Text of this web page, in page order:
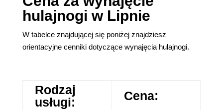
hulajnogi w Lipnie
W tabelce znajdującej się poniżej znajdziesz
orientacyjne cenniki dotyczące wynajęcia hulajnogi.
Rodzaj
usługi:
Cena: